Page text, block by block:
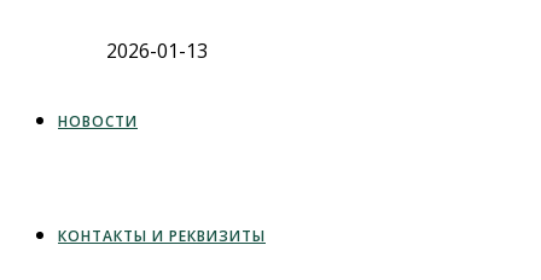
2026-01-13
НОВОСТИ
КОНТАКТЫ И РЕКВИЗИТЫ